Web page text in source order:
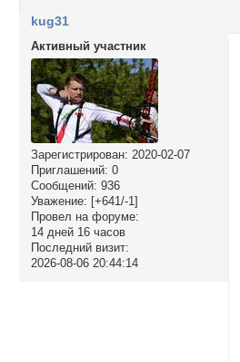
kug31
Активный участник
Зарегистрирован: 2020-02-07
Приглашений: 0
Сообщений: 936
Уважение: [+641/-1]
Провел на форуме:
14 дней 16 часов
Последний визит:
2026-08-06 20:44:14